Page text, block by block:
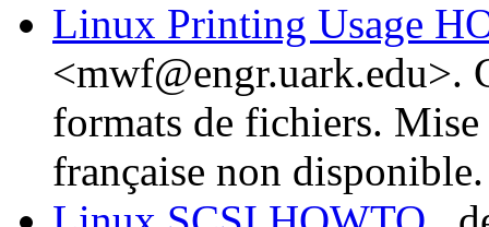
Linux Printing Usage
<mwf@engr.uark.edu>.
formats de fichiers.
française non disponible.